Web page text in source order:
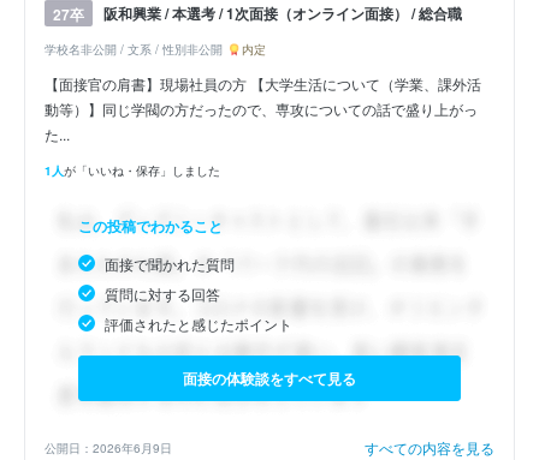
27卒 阪和興業 / 本選考 / 1次面接（オンライン面接） / 総合職
学校名非公開 / 文系 / 性別非公開 内定
【面接官の肩書】現場社員の方 【大学生活について（学業、課外活
動等）】同じ学閥の方だったので、専攻についての話で盛り上がっ
た...
1人が「いいね・保存」しました
この投稿でわかること
面接で聞かれた質問
質問に対する回答
評価されたと感じたポイント
面接の体験談をすべて見る
公開日：2026年6月9日 すべての内容を見る